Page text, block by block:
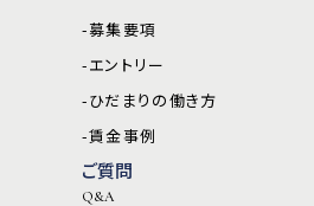
-募集要項
-エントリー
-ひだまりの働き方
-賃金事例
ご質問
Q&A